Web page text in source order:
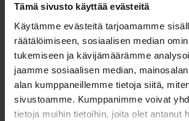
Tämä sivusto käyttää evästeitä
Käytämme evästeitä tarjoamamme
räätälöimiseen, sosiaalisen median
tukemiseen ja kävijämäärämme
jaamme sosiaalisen median,
alan kumppaneillemme tietoja siitä,
sivustoamme. Kumppanimme voivat
tietoja muihin tietoihin, joita olet antanut
Nova.
Taivalkosken ja Tervolan
välitettävät tv-lähetykset ovat
Aiemman tiedon mukaan
näkynyt A- ja B-kanavanippujen